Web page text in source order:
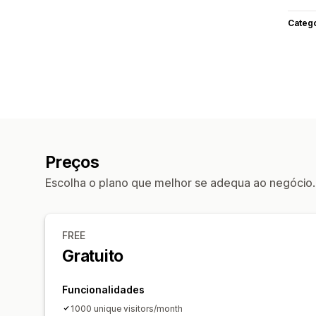
Preços
Escolha o plano que melhor se adequa ao negócio.
FREE
Gratuito
Funcionalidades
1000 unique visitors/month